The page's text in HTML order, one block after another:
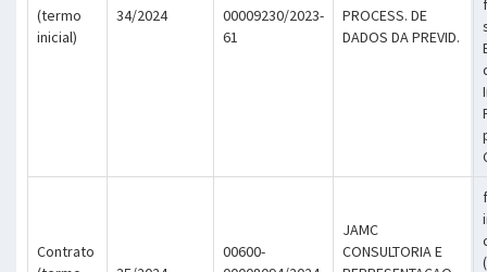
(termo
inicial)
34/2024
00009230/2023-
61
PROCESS. DE
DADOS DA PREVID.
Contrato
00600-
JAMC
CONSULTORIA E